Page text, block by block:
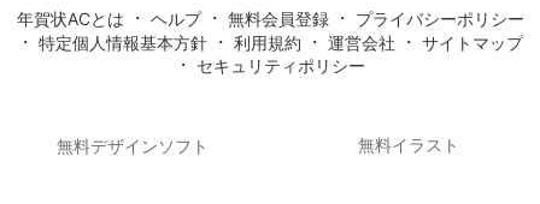
年賀状ACとは ・ ヘルプ・ 無料会員登録・ プライバシーポリシー
・ 特定個人情報基本方針 ・ 利用規約 ・ 運営会社 ・ サイトマップ
・ セキュリティポリシー
無料デザインソフト 無料イラスト